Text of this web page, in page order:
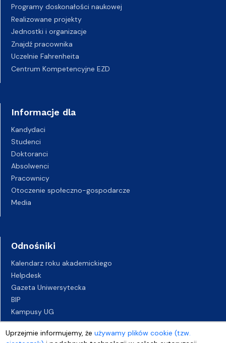
Uprzejmie informujemy, żeużywamy plików cookie (tzw.
Programy doskonałości naukowej
Realizowane projekty
Jednostki i organizacje
Znajdź pracownika
Uczelnie Fahrenheita
Centrum Kompetencyjne EZD
Informacje dla
Kandydaci
Studenci
Doktoranci
Absolwenci
Pracownicy
Otoczenie społeczno-gospodarcze
Media
Odnośniki
Kalendarz roku akademickiego
Helpdesk
Gazeta Uniwersytecka
BIP
Kampusy UG
Biuro Karier UG
Oferty pracy